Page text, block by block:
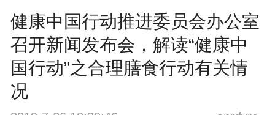
健康中国行动推进委员会办公室
召开新闻发布会，解读“健康中
国行动”之合理膳食行动有关情
况